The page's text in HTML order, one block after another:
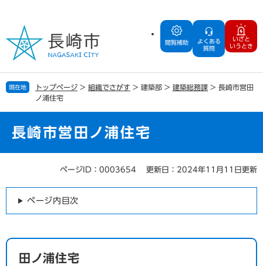
の
で
す
ー
ば
し
閲覧補助
よくある
質問
いざと
いうとき
現在地 トップページ > 組織でさがす > 建築部 > 建築総務課 > 長崎市営田
ノ浦住宅
長崎市営田ノ浦住宅
ページID：0003654 更新日：2024年11月11日更新
ページ内目次
田ノ浦住宅